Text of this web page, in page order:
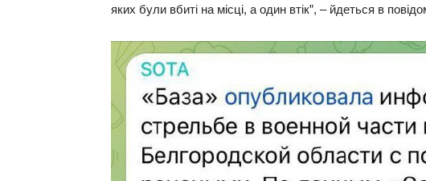
яких були вбиті на місці, а один втік”, – йдеться в